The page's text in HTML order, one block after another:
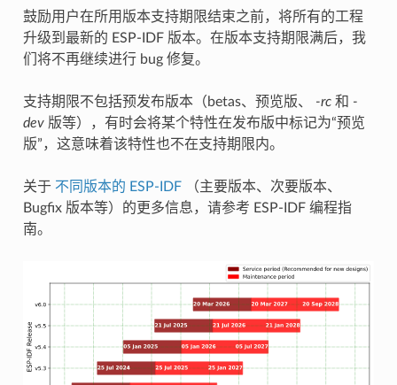
鼓励用户在所用版本支持期限结束之前，将所有的工程
升级到最新的 ESP-IDF 版本。在版本支持期限满后，我
们将不再继续进行 bug 修复。
支持期限不包括预发布版本（betas、预览版、 -rc和 -
dev版等），有时会将某个特性在发布版中标记为“预览
版”，这意味着该特性也不在支持期限内。
关于 不同版本的 ESP-IDF（主要版本、次要版本、
Bugfix 版本等）的更多信息，请参考 ESP-IDF 编程指
南。